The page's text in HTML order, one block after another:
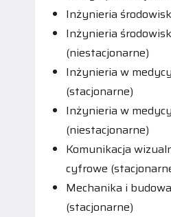
Inżynieria
Inżynieria
(niestacjonarne)
Inżynieria w
(stacjonarne)
Inżynieria w
(niestacjonarne)
Komunikacja
cyfrowe
Mechanika i
(stacjonarne)